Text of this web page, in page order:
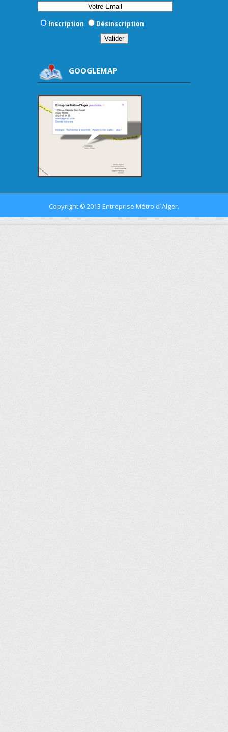
Inscription Désinscription
GOOGLEMAP
Copyright ©2013 Entreprise Métro d´Alger.